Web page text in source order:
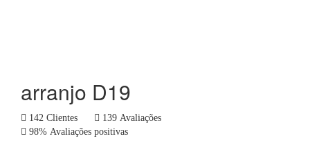
arranjo D19
142 Clientes
139 Avaliações
98% Avaliações positivas